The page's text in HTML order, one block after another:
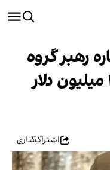
رهبر گروه
«کتائب سیدالشهدا» ۱۰ میلیون دلار
اشتراک‌گذاری